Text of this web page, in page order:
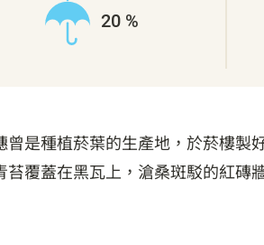
20 %
是種植菸葉的生產地，於菸樓
覆蓋在黑瓦上，滄桑斑駁的紅